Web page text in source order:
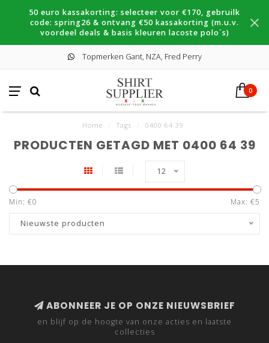
50 euro kassakorting: selecteer voor €170, gebruilk
code: spring26 & ontvang €50 kassakorting (m.u.v.
voordeel deals & basis kleuren lacoste polo´s)
Topmerken Gant, NZA, Fred Perry
0
Home Tags 0400 64 39
PRODUCTEN GETAGD MET 0400 64 39
12
Min: €0 Max: €5
Nieuwste producten
ABONNEER JE OP ONZE NIEUWSBRIEF
en blijf op de hoogte van onze acties en laatste
collecties